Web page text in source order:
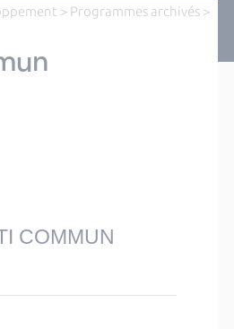
> Programmes archivés>
COMMUN